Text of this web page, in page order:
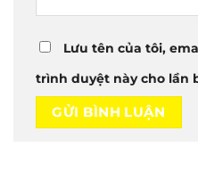
Lưu tên của tôi,
trình duyệt này cho lần